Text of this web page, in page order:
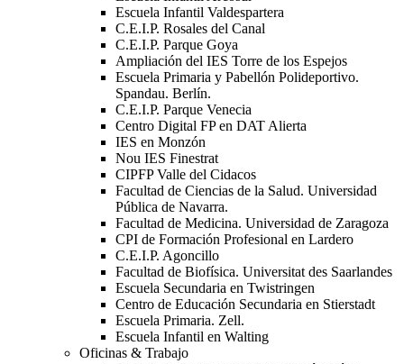
Escuela Infantil Valdespartera
C.E.I.P. Rosales del Canal
C.E.I.P. Parque Goya
Ampliación del IES Torre de los Espejos
Escuela Primaria y Pabellón Polideportivo.
Spandau. Berlín.
C.E.I.P. Parque Venecia
Centro Digital FP en DAT Alierta
IES en Monzón
Nou IES Finestrat
CIPFP Valle del Cidacos
Facultad de Ciencias de la Salud. Universidad
Pública de Navarra.
Facultad de Medicina. Universidad de Zaragoza
CPI de Formación Profesional en Lardero
C.E.I.P. Agoncillo
Facultad de Biofísica. Universitat des Saarlandes
Escuela Secundaria en Twistringen
Centro de Educación Secundaria en Stierstadt
Escuela Primaria. Zell.
Escuela Infantil en Walting
Oficinas & Trabajo